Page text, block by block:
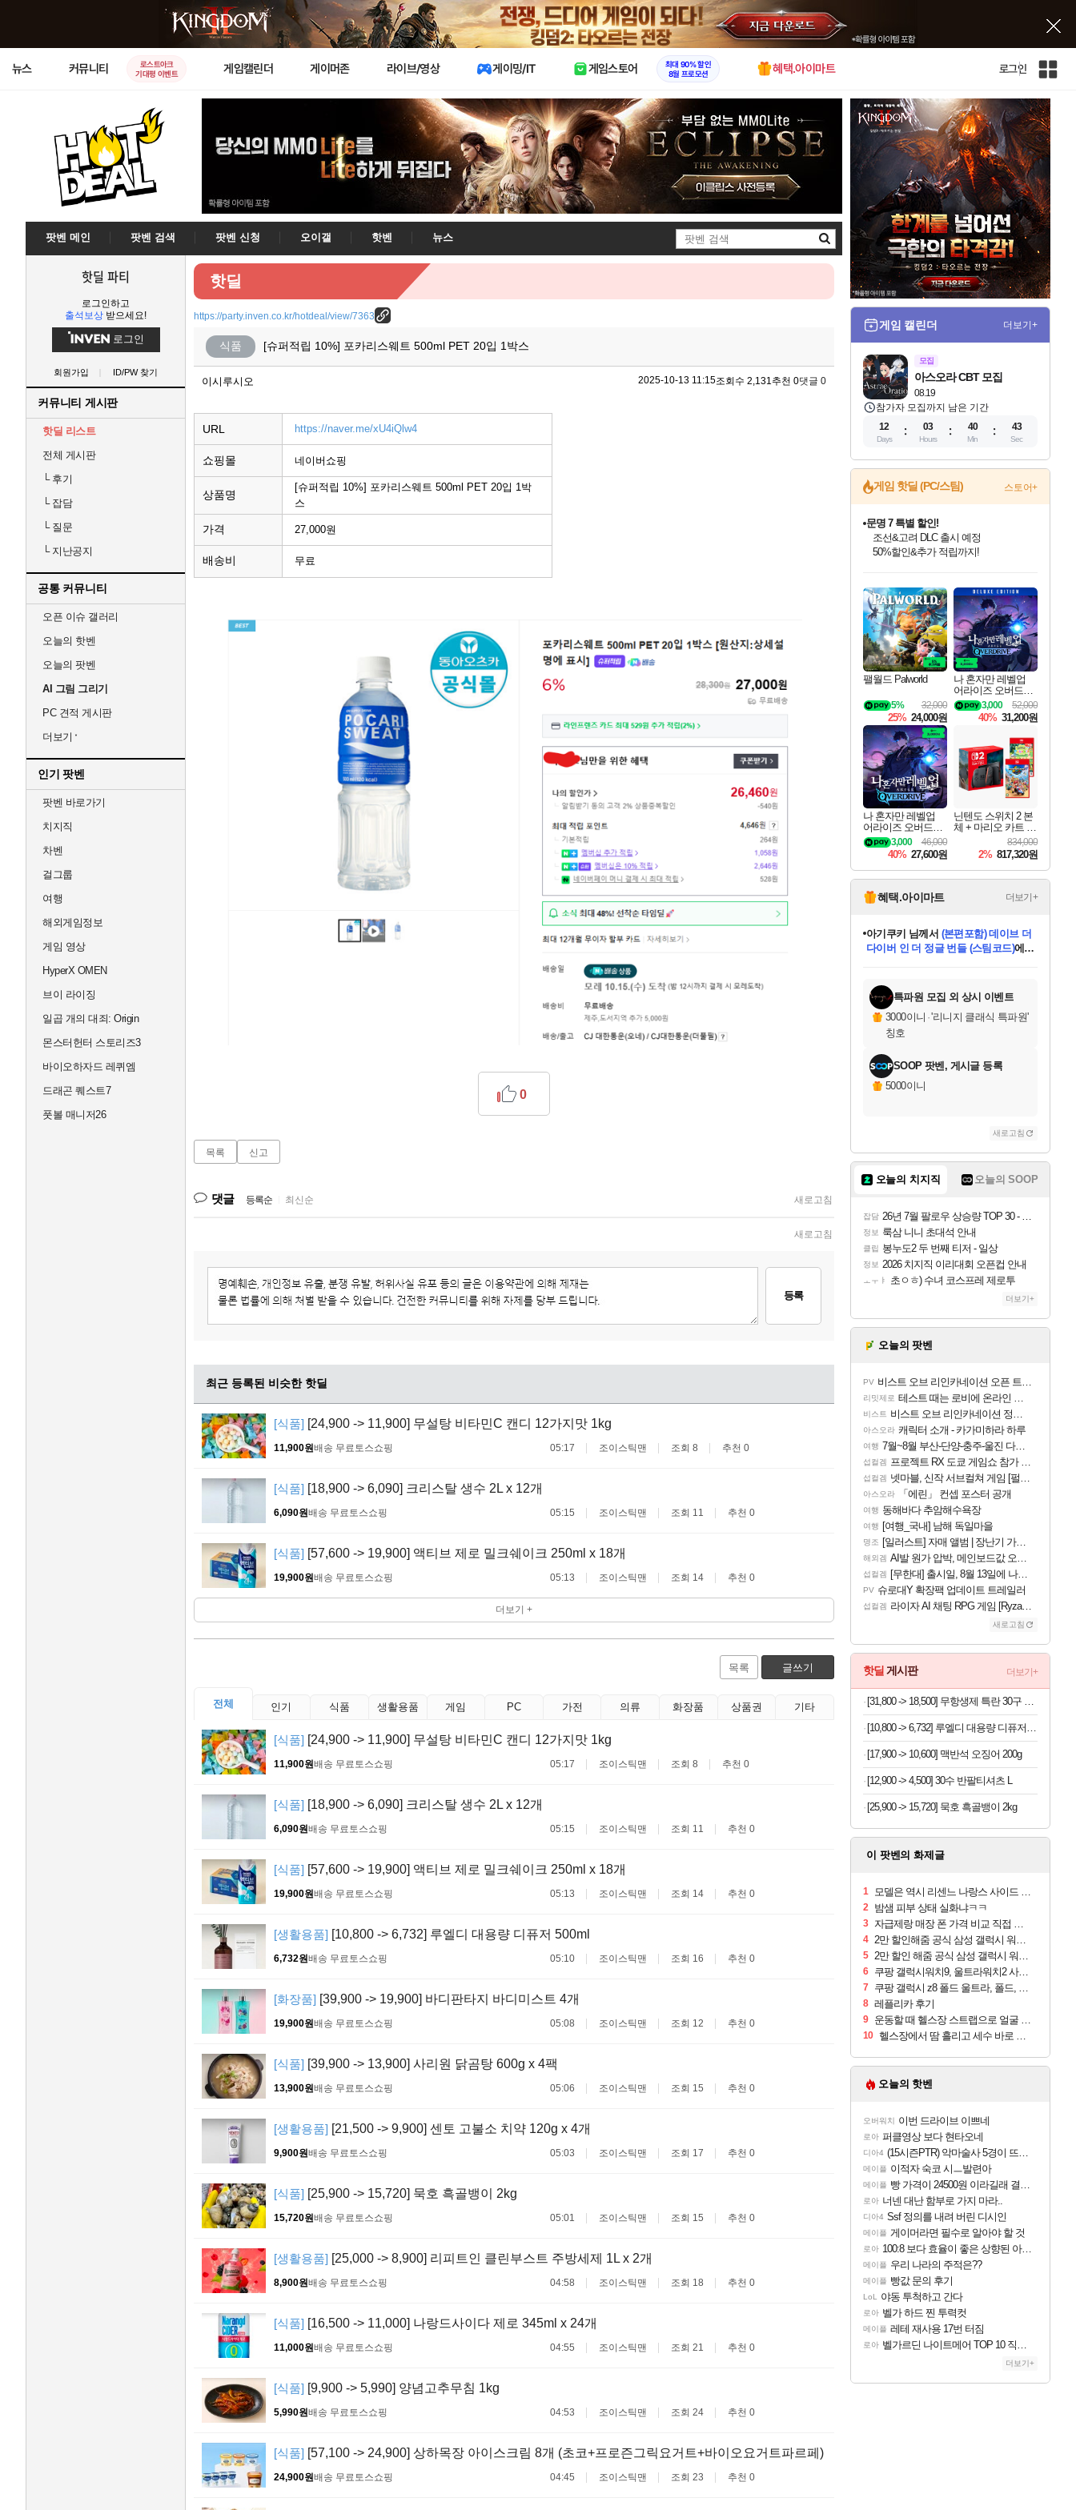
X
뉴스 커뮤니티
로스트아크
기대평 이벤트
게임캘린더 게이머존 라이브/영상 게이밍/IT 게임스토어
최대 90% 할인
8월 프로모션
혜택.아이마트 로그인
인
전
체
사
이
트
맵
팟벤 메인 팟벤 검색 팟벤 신청 오이갤 핫벤
뉴스
검
색
핫딜 파티
로그인하고
출석보상 받으세요!
로그인
회원가입 ID/PW 찾기
커뮤니티 게시판
핫딜 리스트
전체 게시판
└후기
└잡담
└질문
└지난공지
공통 커뮤니티
오픈 이슈 갤러리
오늘의 핫벤
오늘의 팟벤
AI 그림 그리기
PC 견적 게시판
더보기
인기 팟벤
팟벤 바로가기
치지직
차벤
걸그룹
여행
해외게임정보
게임 영상
HyperX OMEN
브이 라이징
일곱 개의 대죄: Origin
몬스터헌터 스토리즈3
바이오하자드 레퀴엠
드래곤 퀘스트7
풋볼 매니저26
핫딜
https://party.inven.co.kr/hotdeal/view/7363
식품 [슈퍼적립 10%] 포카리스웨트 500ml PET 20입 1박스
이시루시오 2025-10-13 11:15조회수 2,131추천 0댓글 0
URL https://naver.me/xU4iQlw4
쇼핑몰 네이버쇼핑
상품명
[슈퍼적립 10%] 포카리스웨트 500ml PET 20입 1박
스
가격 27,000원
배송비 무료
0
목록 신고
댓글 등록순 최신순 새로고침
새로고침
등록
최근 등록된 비슷한 핫딜
[식품] [24,900 -> 11,900] 무설탕 비타민C 캔디 12가지맛 1kg
11,900원배송 무료 토스쇼핑 05:17 조이스틱맨 조회 8 추천 0
[식품] [18,900 -> 6,090] 크리스탈 생수 2L x 12개
6,090원배송 무료 토스쇼핑 05:15 조이스틱맨 조회 11 추천 0
[식품] [57,600 -> 19,900] 액티브 제로 밀크쉐이크 250ml x 18개
19,900원배송 무료 토스쇼핑 05:13 조이스틱맨 조회 14 추천 0
더보기 +
목록 글쓰기
전체 인기 식품 생활용품 게임 PC 가전 의류 화장품 상품권 기타
[식품] [24,900 -> 11,900] 무설탕 비타민C 캔디 12가지맛 1kg
11,900원배송 무료 토스쇼핑 05:17 조이스틱맨 조회 8 추천 0
[식품] [18,900 -> 6,090] 크리스탈 생수 2L x 12개
6,090원배송 무료 토스쇼핑 05:15 조이스틱맨 조회 11 추천 0
[식품] [57,600 -> 19,900] 액티브 제로 밀크쉐이크 250ml x 18개
19,900원배송 무료 토스쇼핑 05:13 조이스틱맨 조회 14 추천 0
[생활용품] [10,800 -> 6,732] 루엘디 대용량 디퓨저 500ml
6,732원배송 무료 토스쇼핑 05:10 조이스틱맨 조회 16 추천 0
[화장품] [39,900 -> 19,900] 바디판타지 바디미스트 4개
19,900원배송 무료 토스쇼핑 05:08 조이스틱맨 조회 12 추천 0
[식품] [39,900 -> 13,900] 사리원 닭곰탕 600g x 4팩
13,900원배송 무료 토스쇼핑 05:06 조이스틱맨 조회 15 추천 0
[생활용품] [21,500 -> 9,900] 센토 고불소 치약 120g x 4개
9,900원배송 무료 토스쇼핑 05:03 조이스틱맨 조회 17 추천 0
[식품] [25,900 -> 15,720] 묵호 흑골뱅이 2kg
15,720원배송 무료 토스쇼핑 05:01 조이스틱맨 조회 15 추천 0
[생활용품] [25,000 -> 8,900] 리피트인 클린부스트 주방세제 1L x 2개
8,900원배송 무료 토스쇼핑 04:58 조이스틱맨 조회 18 추천 0
[식품] [16,500 -> 11,000] 나랑드사이다 제로 345ml x 24개
11,000원배송 무료 토스쇼핑 04:55 조이스틱맨 조회 21 추천 0
[식품] [9,900 -> 5,990] 양념고추무침 1kg
5,990원배송 무료 토스쇼핑 04:53 조이스틱맨 조회 24 추천 0
[식품] [57,100 -> 24,900] 상하목장 아이스크림 8개 (초코+프로즌그릭요거트+바이오요거트파르페)
24,900원배송 무료 토스쇼핑 04:45 조이스틱맨 조회 23 추천 0
게임 캘린더 더보기+
모집
08.19
아스오라 CBT 모집
참가자 모집까지 남은 기간
12
Days
03
Hours
40
Min
42
Sec
게임 핫딜 (PC/스팀) 스토어+
최대 90% 할인가를 만나보세요!
네이버혜택과 함께 만나보세요!
문명 7 특별 할인!
조선&고려 DLC 출시 예정
50%할인&추가 적립까지!
이니&베니 혜택까지!
네이버 혜택가와 함께 예약하세요!
할인&네이버혜택으로 만나보세요!
네이버페이 혜택과 만나보세요!
40주년 프로모션으로 만나보세요!
네이버 포인트 혜택까지!
할인가에 만나보세요!
일부 에디션 상시 할인!
혜택으로 예약 판매 중
편안하게 충전하세요
팰월드 Palworld
32,000
5%
25% 24,000원
나 혼자만 레벨업
어라이즈 오버드라
이브 디럭스 에디션
Solo Leveling Arise
Overdrive Deluxe Edi
52,000
3,000
40% 31,200원
나 혼자만 레벨업
어라이즈 오버드라
이브 Solo Leveling A
rise
46,000
3,000
40% 27,600원
닌텐도 스위치 2 본
체 + 마리오 카트 월
드 + 포켓몬 포코피
아 번들
834,000
2% 817,320원
혜택.아이마트 더보기+
당첨되셨습니다.
아기쿠키 님께서
당첨되셨습니다.
eksxo님께서 디스코 엘리시움 최종판
(스팀코드) 에 당첨되셨습니다.
당첨되셨습니다.
당첨되셨습니다.
에디션 (스팀코드)를 교환.
당첨되셨습니다.
당첨되셨습니다.
당첨되셨습니다.
당첨되셨습니다.
특파원 모집 외 상시 이벤트
3000이니 ·'리니지 클래식 특파원'
칭호
SOOP 팟벤, 게시글 등록
5000이니
새로고침
오늘의 치지직 오늘의 SOOP
잡담 26년 7월 팔로우 상승량 TOP 30 - 월간 치지직
정보 룩삼 니니 초대석 안내
클립 봉누도2 두 번째 티저 - 일상
정보 2026 치지직 이리대회 오픈컵 안내
ㅗㅜㅑ 초ㅇㅎ) 수녀 코스프레 제로투
더보기+
오늘의 팟벤
PV 비스트 오브 리인카네이션 오픈 트레일러
리밋제로 테스트 때는 로비에 온라인 기능이 있는데
비스트 비스트 오브 리인카네이션 정보/공략글 모음
아스오라 캐릭터 소개 - 카가미하라 하루
여행 7월~8월 부산-단양-충주-울진 다녀왔어요~
섭컬겜 프로젝트 RX 도쿄 게임쇼 참가 결정
섭컬겜 넷마블, 신작 서브컬쳐 게임 [펄 인 블루] 티저 사이트 오픈
아스오라 「에린」 컨셉 포스터 공개
여행 동해바다 추암해수욕장
여행 [여행_국내] 남해 독일마을
명조 [일러스트] 자매 앨범 | 장난기 가득한 오후의 공원 (리메이크판)
해외겜 AI발 원가 압박, 메인보드값 오르나
섭컬겜 [무한대] 출시일, 8월 13일에 나오나
PV 슈로대Y 확장팩 업데이트 트레일러
섭컬겜 라이자 AI 채팅 RPG 게임 [RyzaChat: AI] 공개
새로고침
핫딜 게시판 더보기+
[31,800 -> 18,500] 무항생제 특란 30구 x 2세트
[10,800 -> 6,732] 루엘디 대용량 디퓨저 500ml
[17,900 -> 10,600] 맥반석 오징어 200g
[12,900 -> 4,500] 30수 반팔티셔츠 L
[25,900 -> 15,720] 묵호 흑골뱅이 2kg
이 팟벤의 화제글
1 모델은 역시 리센느 나랑스 사이드 1.25L 1박스
2 밤샘 피부 상태 실화냐ㅋㅋ
3 자급제랑 매장 폰 가격 비교 직접 안가도 되네요
4 2만 할인해줌 공식 삼성 갤럭시 워치9 크림, 40mm, 블루투스
5 2만 할인 해줌 공식 삼성 갤럭시 워치9 실버, 44mm, 블루투스
6 쿠팡 갤럭시워치9, 울트라워치2 사전구매 혜택 받아보세요
7 쿠팡 갤럭시 z8 폴드 울트라, 폴드, 플립 사전예약
8 레플리카 후기
9 운동할 때 헬스장 스트랩으로 얼굴 만졌다가 볼 뒤집어짐
10 헬스장에서 땀 흘리고 세수 바로 안 하면 트러블 나냐?
오늘의 핫벤
오버워치 이번 드라이브 이쁘네
로아 퍼클영상 보다 현타오네
디아4 (15시즌PTR) 악마술사 5경이 뜨네요
메이플 이적자 숙코 시ㅡ발련아
메이플 빵 가격이 24500원 이라길래 결제 취소하고 나왔다
로아 너넨 대난 함부로 가지 마라..
디아4 Ssf 정의를 내려 버린 디시인
메이플 게이머라면 필수로 알아야 할 것
로아 100:8 보다 효율이 좋은 상향된 아제나 ㄷㄷ
메이플 우리 나라의 주적은??
메이플 빵값 문의 후기
LoL 야동 투척하고 간다
로아 벨가 하드 찐 투력컷
메이플 레테 재사용 17번 터짐
로아 벨가르딘 나이트메어 TOP 10 직업별 분포
더보기+